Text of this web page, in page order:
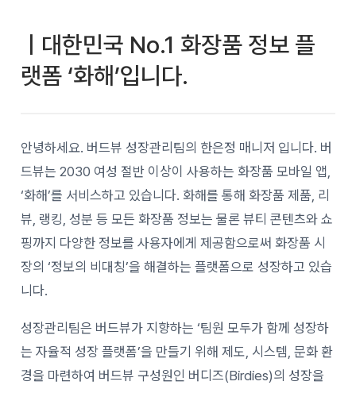
ㅣ대한민국 No.1 화장품 정보 플
랫폼 ‘화해’입니다.
안녕하세요. 버드뷰 성장관리팀의 한은정 매니저 입니다. 버
드뷰는 2030 여성 절반 이상이 사용하는 화장품 모바일 앱,
‘화해’를 서비스하고 있습니다. 화해를 통해 화장품 제품, 리
뷰, 랭킹, 성분 등 모든 화장품 정보는 물론 뷰티 콘텐츠와 쇼
핑까지 다양한 정보를 사용자에게 제공함으로써 화장품 시
장의 ‘정보의 비대칭’을 해결하는 플랫폼으로 성장하고 있습
니다.
성장관리팀은 버드뷰가 지향하는 ‘팀원 모두가 함께 성장하
는 자율적 성장 플랫폼’을 만들기 위해 제도, 시스템, 문화 환
경을 마련하여 버드뷰 구성원인 버디즈(Birdies)의 성장을